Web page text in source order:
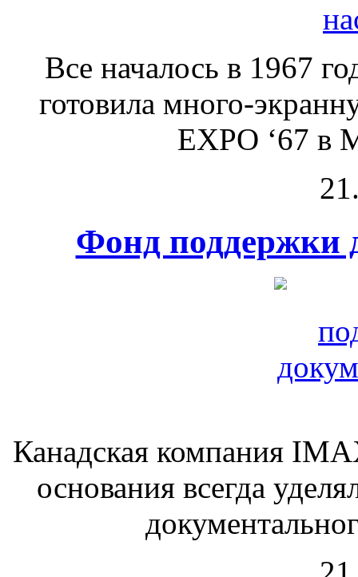
Все началось в 1967
готовила много-
EXPO ‘67 в
Фонд поддержки
Канадская компания
основания всегда